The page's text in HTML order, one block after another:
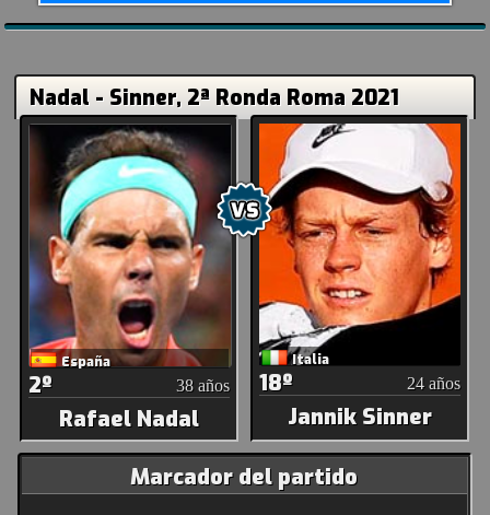
Nadal - Sinner, 2ª Ronda Roma 2021
España
2º 38 años
Rafael Nadal
Italia
18º 24 años
Jannik Sinner
Marcador del partido